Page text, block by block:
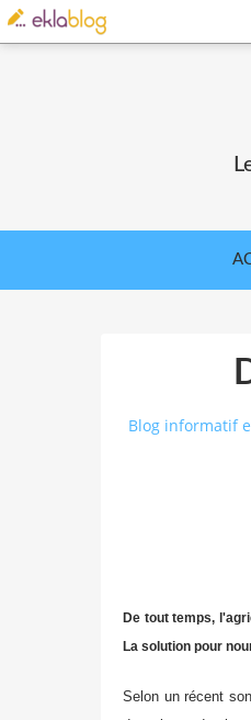
Blog informatif
De tout temps,
La solution pour
Selon un récent